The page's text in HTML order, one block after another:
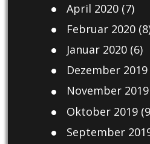
April 2020(7)
Februar 2020
Januar 2020(6)
Dezember 2019
November 2019
Oktober 2019
September